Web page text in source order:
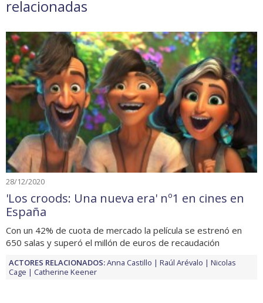
relacionadas
28/12/2020
'Los croods: Una nueva era' nº1 en cines en
España
Con un 42% de cuota de mercado la película se estrenó en
650 salas y superó el millón de euros de recaudación
ACTORES RELACIONADOS:Anna Castillo Raúl Arévalo
Nicolas
Cage
Catherine Keener